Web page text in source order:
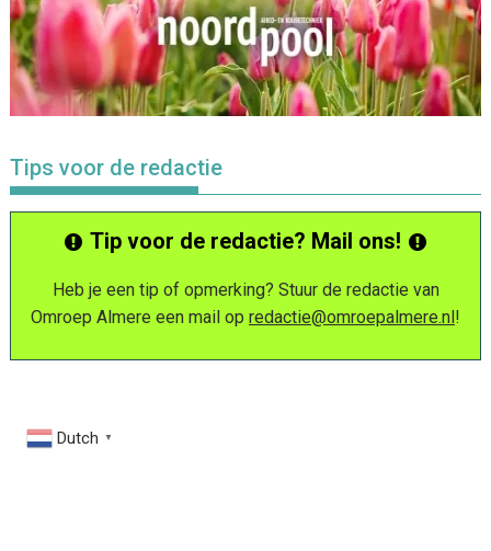
Tips voor de redactie
Tip voor de redactie? Mail ons!
Heb je een tip of opmerking? Stuur de redactie van
Omroep Almere een mail op redactie@omroepalmere.nl!
Dutch ▼